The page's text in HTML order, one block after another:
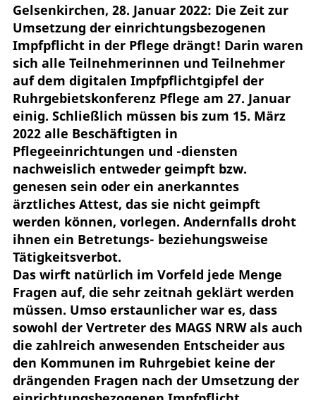
Gelsenkirchen, 28. Januar 2022: Die Zeit zur
Umsetzung der einrichtungsbezogenen
Impfpflicht in der Pflege drängt! Darin waren
sich alle Teilnehmerinnen und Teilnehmer
auf dem digitalen Impfpflichtgipfel der
Ruhrgebietskonferenz Pflege am 27. Januar
einig. Schließlich müssen bis zum 15. März
2022 alle Beschäftigten in
Pflegeeinrichtungen und -diensten
nachweislich entweder geimpft bzw.
genesen sein oder ein anerkanntes
ärztliches Attest, das sie nicht geimpft
werden können, vorlegen. Andernfalls droht
ihnen ein Betretungs- beziehungsweise
Tätigkeitsverbot.
Das wirft natürlich im Vorfeld jede Menge
Fragen auf, die sehr zeitnah geklärt werden
müssen. Umso erstaunlicher war es, dass
sowohl der Vertreter des MAGS NRW als auch
die zahlreich anwesenden Entscheider aus
den Kommunen im Ruhrgebiet keine der
drängenden Fragen nach der Umsetzung der